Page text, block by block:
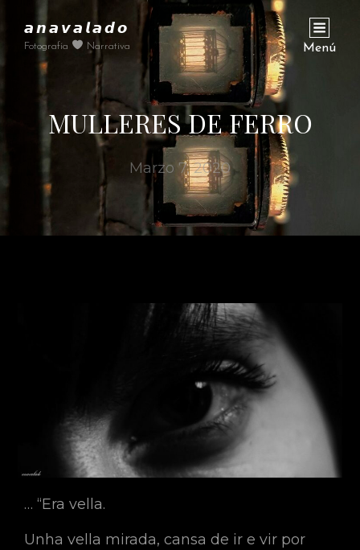
𝙖𝙣𝙖𝙫𝙖𝙡𝙖𝙙𝙤
Fotografía Narrativa Menú
MULLERES DE FERRO
Marzo 7, 2020
… “Era vella.
Unha vella mirada, cansa de ir e vir por